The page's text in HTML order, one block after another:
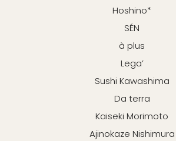
Hoshino*
SÉN
à plus
Lega’
Sushi Kawashima
Da terra
Kaiseki Morimoto
Ajinokaze Nishimura